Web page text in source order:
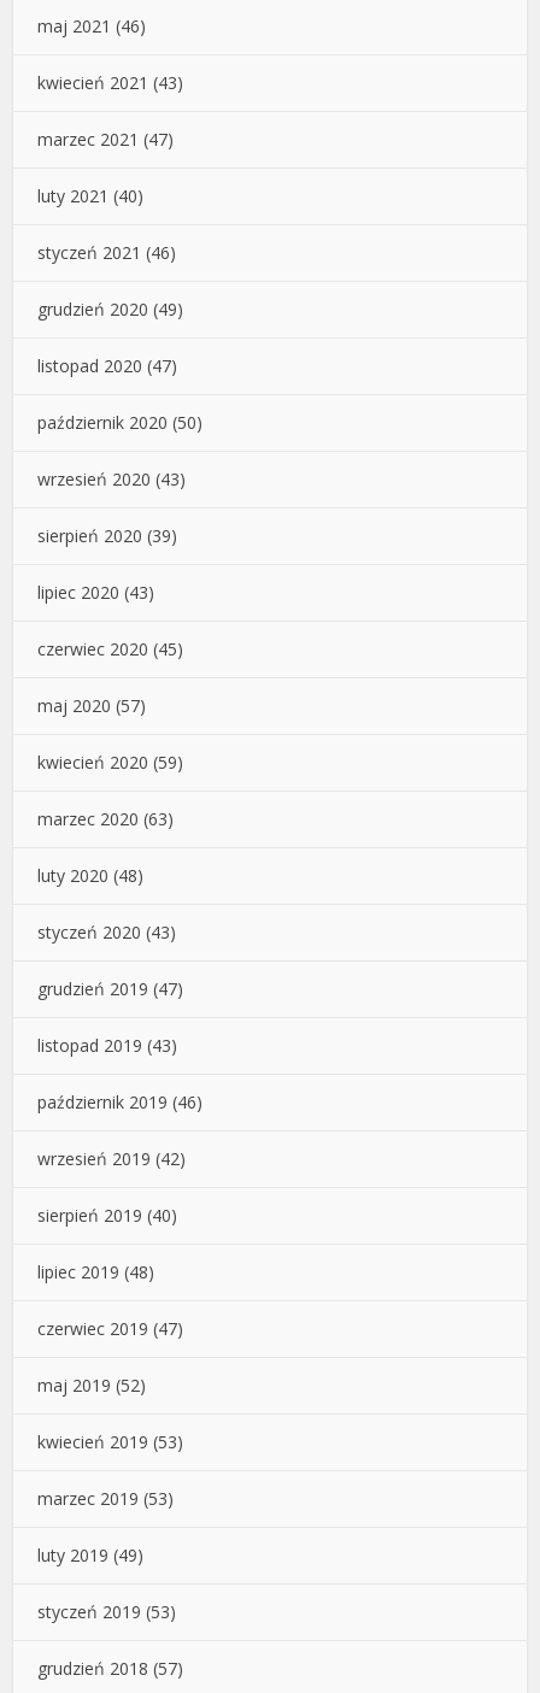
maj 2021 (46)
kwiecień 2021 (43)
marzec 2021 (47)
luty 2021 (40)
styczeń 2021 (46)
grudzień 2020 (49)
listopad 2020 (47)
październik 2020 (50)
wrzesień 2020 (43)
sierpień 2020 (39)
lipiec 2020 (43)
czerwiec 2020 (45)
maj 2020 (57)
kwiecień 2020 (59)
marzec 2020 (63)
luty 2020 (48)
styczeń 2020 (43)
grudzień 2019 (47)
listopad 2019 (43)
październik 2019 (46)
wrzesień 2019 (42)
sierpień 2019 (40)
lipiec 2019 (48)
czerwiec 2019 (47)
maj 2019 (52)
kwiecień 2019 (53)
marzec 2019 (53)
luty 2019 (49)
styczeń 2019 (53)
grudzień 2018 (57)